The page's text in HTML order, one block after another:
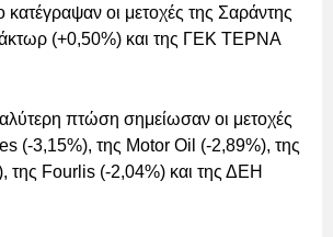
κατέγραψαν οι μετοχές της Σαράντης
(+0,50%) και της ΓΕΚ ΤΕΡΝΑ
πτώση σημείωσαν οι μετοχές
(-3,15%), της Motor Oil (-2,89%), της
της Fourlis (-2,04%) και της ΔΕΗ